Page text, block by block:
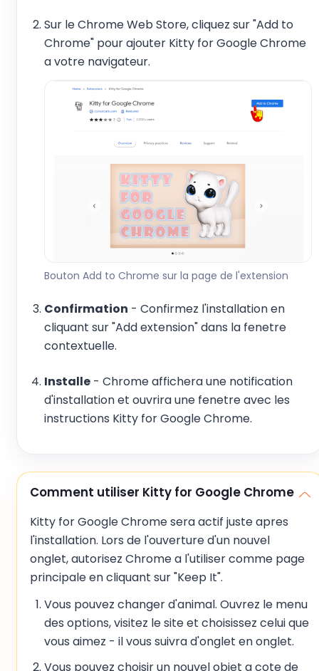
Sur le Chrome Web Store, cliquez sur "Add to
Chrome" pour ajouter Kitty for Google Chrome
a votre navigateur.
Bouton Add to Chrome sur la page de l'extension
Confirmation - Confirmez l'installation en
cliquant sur "Add extension" dans la fenetre
contextuelle.
Installe - Chrome affichera une notification
d'installation et ouvrira une fenetre avec les
instructions Kitty for Google Chrome.
Comment utiliser Kitty for Google Chrome
Kitty for Google Chrome sera actif juste apres
l'installation. Lors de l'ouverture d'un nouvel
onglet, autorisez Chrome a l'utiliser comme page
principale en cliquant sur "Keep It".
Vous pouvez changer d'animal. Ouvrez le menu
des options, visitez le site et choisissez celui que
vous aimez - il vous suivra d'onglet en onglet.
Vous pouvez choisir un nouvel objet a cote de